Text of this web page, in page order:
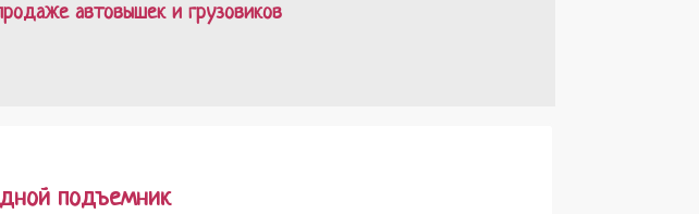
автовышек и грузовиков
подъемник